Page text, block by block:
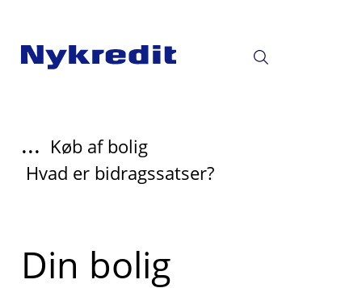
... Køb af bolig
Hvad er bidragssatser?
Læs
Din bolig